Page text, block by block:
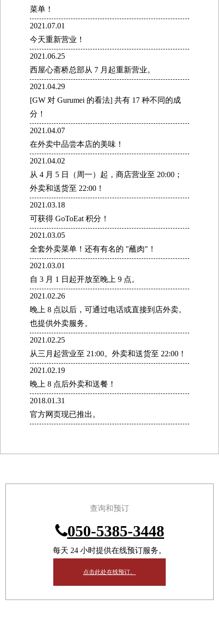
菜单！
2021.07.01
今天重新营业！
2021.06.25
西屋心斋桥总部从 7 月起重新营业。
2021.04.29
[GW 对 Gurumei 的看法] 共有 17 种不同的成
分！
2021.04.07
在外卖中品尝本店的美味！
2021.04.02
从 4 月 5 日（周一）起，商店营业至 20:00；
外卖和送货至 22:00！
2021.03.18
可获得 GoToEat 积分！
2021.03.05
全套外卖菜单！还有有名的 "蘸肉"！
2021.03.01
自 3 月 1 日起开放至晚上 9 点。
2021.02.26
晚上 8 点以后，可通过电话或直接到店外卖。
也提供外卖服务。
2021.02.25
从三月起营业至 21:00。外卖和送货至 22:00！
2021.02.19
晚上 8 点后外卖和送餐！
2018.01.31
官方网页现已推出。
查询和预订
050-5385-3448
每天 24 小时提供在线预订服务。
点击此处在线预订。